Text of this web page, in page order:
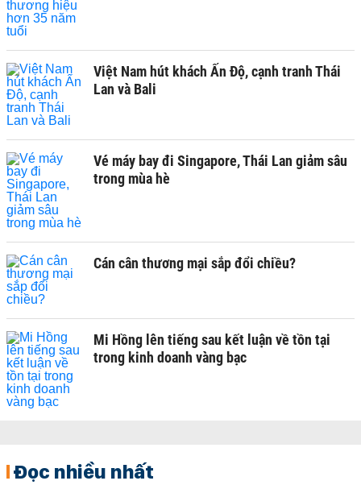
Việt Nam hút khách Ấn Độ, cạnh tranh Thái
Lan và Bali
Vé máy bay đi Singapore, Thái Lan giảm sâu
trong mùa hè
Cán cân thương mại sắp đổi chiều?
Mi Hồng lên tiếng sau kết luận về tồn tại
trong kinh doanh vàng bạc
Đọc nhiều nhất